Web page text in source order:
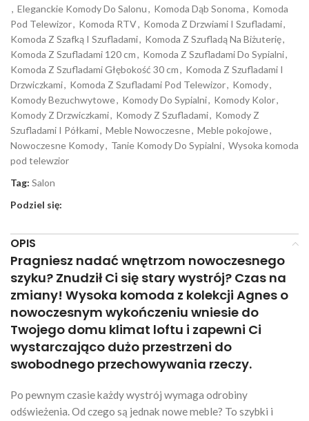
, Eleganckie Komody Do Salonu, Komoda Dąb Sonoma, Komoda
Pod Telewizor, Komoda RTV, Komoda Z Drzwiami I Szufladami,
Komoda Z Szafką I Szufladami, Komoda Z Szufladą Na Biżuterię,
Komoda Z Szufladami 120 cm, Komoda Z Szufladami Do Sypialni,
Komoda Z Szufladami Głębokość 30 cm, Komoda Z Szufladami I
Drzwiczkami, Komoda Z Szufladami Pod Telewizor, Komody,
Komody Bezuchwytowe, Komody Do Sypialni, Komody Kolor,
Komody Z Drzwiczkami, Komody Z Szufladami, Komody Z
Szufladami I Półkami, Meble Nowoczesne, Meble pokojowe,
Nowoczesne Komody, Tanie Komody Do Sypialni, Wysoka komoda
pod telewzior
Tag: Salon
Podziel się:
OPIS
Pragniesz nadać wnętrzom nowoczesnego
szyku? Znudził Ci się stary wystrój? Czas na
zmiany! Wysoka komoda z kolekcji Agnes o
nowoczesnym wykończeniu wniesie do
Twojego domu klimat loftu i zapewni Ci
wystarczająco dużo przestrzeni do
swobodnego przechowywania rzeczy.
Po pewnym czasie każdy wystrój wymaga odrobiny
odświeżenia. Od czego są jednak nowe meble? To szybki i